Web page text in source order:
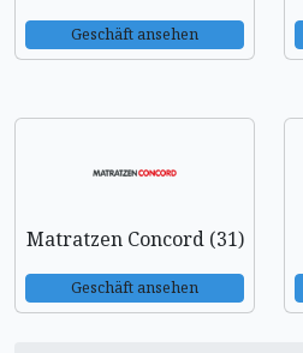
Geschäft ansehen
Matratzen Concord (31)
Geschäft ansehen